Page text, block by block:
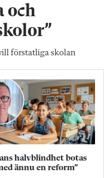
och
förstatliga skolan
halvblindhet botas
ännu en reform”